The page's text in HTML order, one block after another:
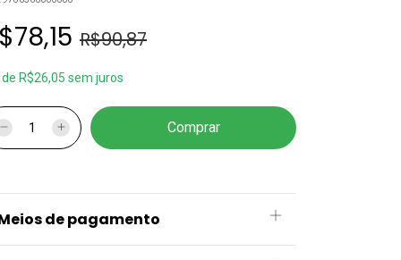
R$90,87
de R$26,05 sem juros
de pagamento